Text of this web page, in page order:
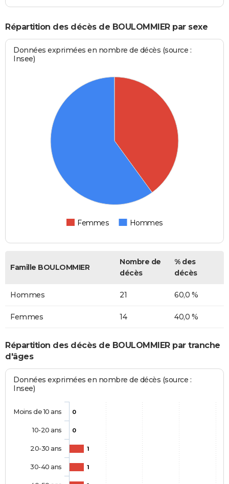
Répartition des décès de BOULOMMIER par sexe
Données exprimées en nombre de décès (source :
Insee)
Femmes Hommes
Famille BOULOMMIER
Nombre de
décès
% des
décès
Hommes 21 60,0 %
Femmes 14 40,0 %
Répartition des décès de BOULOMMIER par tranche
d'âges
Données exprimées en nombre de décès (source :
Insee)
0
0
1
1
Moins de 10 ans
10-20 ans
20-30 ans
30-40 ans